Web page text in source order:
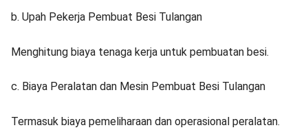
b. Upah Pekerja Pembuat Besi Tulangan
Menghitung biaya tenaga kerja untuk pembuatan besi.
c. Biaya Peralatan dan Mesin Pembuat Besi Tulangan
Termasuk biaya pemeliharaan dan operasional peralatan.